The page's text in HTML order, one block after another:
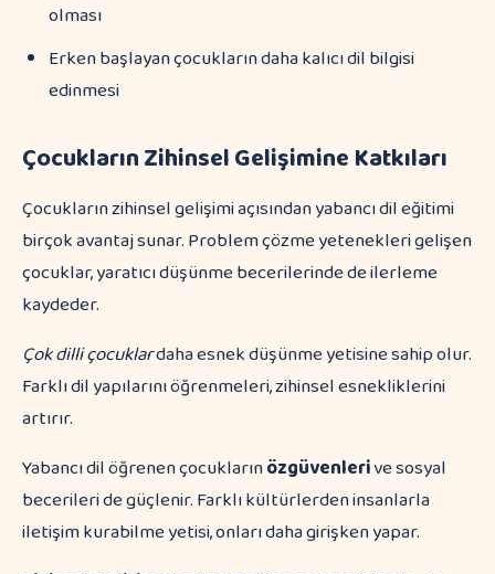
olması
Erken başlayan çocukların daha kalıcı dil bilgisi
edinmesi
Çocukların Zihinsel Gelişimine Katkıları
Çocukların zihinsel gelişimi açısından yabancı dil eğitimi
birçok avantaj sunar. Problem çözme yetenekleri gelişen
çocuklar, yaratıcı düşünme becerilerinde de ilerleme
kaydeder.
Çok dilli çocuklardaha esnek düşünme yetisine sahip olur.
Farklı dil yapılarını öğrenmeleri, zihinsel esnekliklerini
artırır.
Yabancı dil öğrenen çocuklarınözgüvenlerive sosyal
becerileri de güçlenir. Farklı kültürlerden insanlarla
iletişim kurabilme yetisi, onları daha girişken yapar.